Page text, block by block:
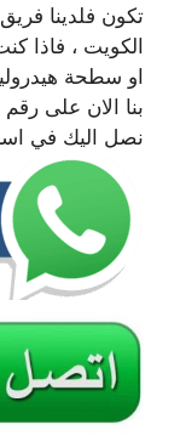
تكون فلدينا
الكويت ، فاذا
او سطحة
بنا الان على
نصل اليك في